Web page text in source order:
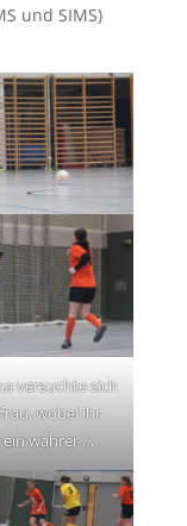
und SIMS)
versuchte sich
wobei ihr
ein wahrer …